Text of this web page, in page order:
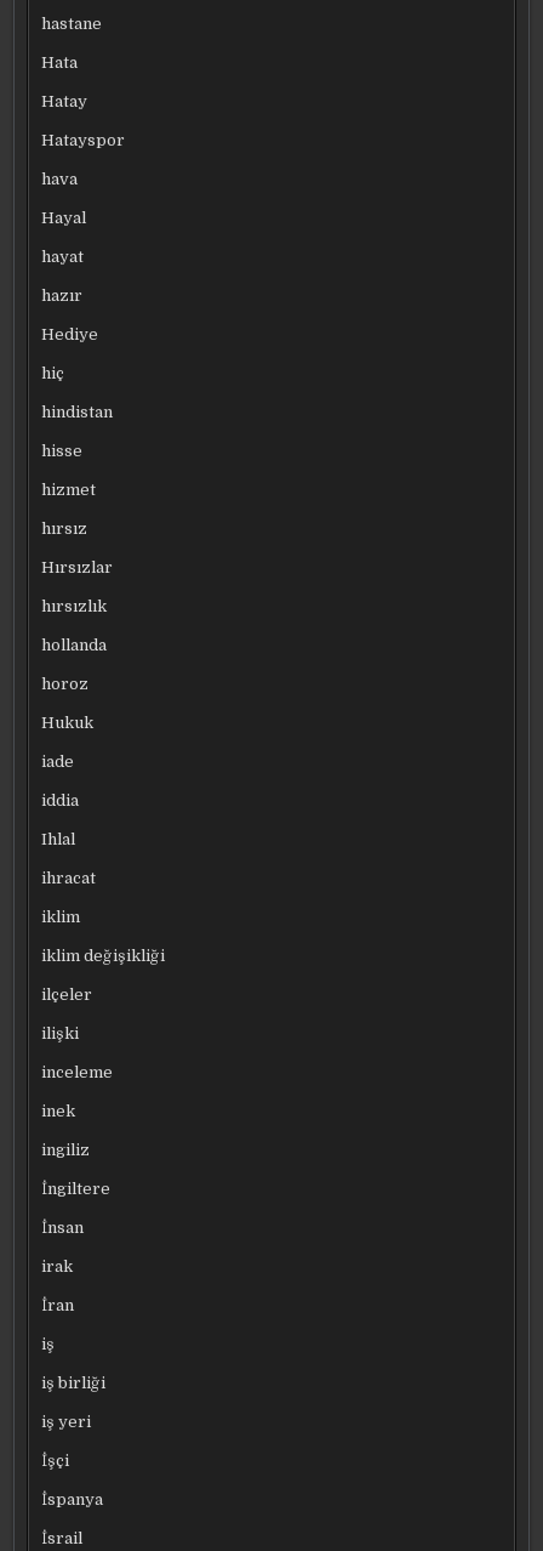
hastane
Hata
Hatay
Hatayspor
hava
Hayal
hayat
hazır
Hediye
hiç
hindistan
hisse
hizmet
hırsız
Hırsızlar
hırsızlık
hollanda
horoz
Hukuk
iade
iddia
Ihlal
ihracat
iklim
iklim değişikliği
ilçeler
ilişki
inceleme
inek
ingiliz
İngiltere
İnsan
irak
İran
iş
iş birliği
iş yeri
İşçi
İspanya
İsrail